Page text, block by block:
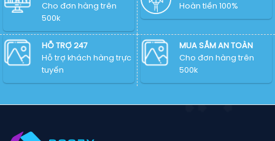
PNG
chuẩn
mới
File
AI,
EPS,
CDR,
SVG,
PNG
chulogo
chuẩn
Cho đơn hàng trên
500k
Hoàn tiền 100%
HỖ TRỢ 247
Hỗ trợ khách hàng trực
tuyến
MUA SẮM AN TOÀN
Cho đơn hàng trên
500k